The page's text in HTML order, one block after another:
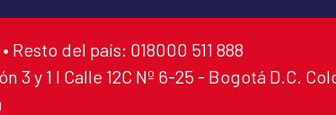
Resto del país: 018000 511 888
y 1 I Calle 12C Nº 6-25 - Bogotá D.C.